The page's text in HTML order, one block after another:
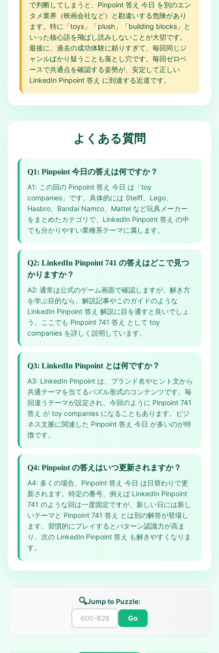
で判断してしまうと、Pinpoint 答え 今日 を別のエン
タメ業界（映画会社など）と勘違いする危険があり
ます。特に「toys」「plush」「building blocks」と
いった核心語を飛ばし読みしないことが大切です。
最後に、過去の成功体験に頼りすぎて、毎回同じジ
ャンルばかり疑うことも落とし穴です。毎回ゼロベ
ースで共通点を確認する姿勢が、安定して正しい
LinkedIn Pinpoint 答え に到達する近道です。
よくある質問
Q1: Pinpoint 今日の答えは何ですか？
A1: この回の Pinpoint 答え 今日 は「toy
companies」です。具体的には Steiff、Lego、
Hasbro、Bandai Namco、Mattel など玩具メーカー
をまとめたカテゴリで、LinkedIn Pinpoint 答え の中
でも分かりやすい業種系テーマに属します。
Q2: LinkedIn Pinpoint 741 の答えはどこで見つ
かりますか？
A2: 通常は公式のゲーム画面で確認しますが、解き方
を学ぶ目的なら、解説記事やこのガイドのような
LinkedIn Pinpoint 答え 解説に目を通すと良いでしょ
う。ここでも Pinpoint 741 答え として toy
companies を詳しく説明しています。
Q3: LinkedIn Pinpoint とは何ですか？
A3: LinkedIn Pinpoint は、ブランド名やヒント文から
共通テーマを当てるパズル形式のコンテンツです。毎
回違うテーマが設定され、今回のように Pinpoint 741
答え が toy companies になることもあります。ビジ
ネス文脈に関連した Pinpoint 答え 今日 が多いのが特
徴です。
Q4: Pinpoint の答えはいつ更新されますか？
A4: 多くの場合、Pinpoint 答え 今日 は日替わりで更
新されます。特定の番号、例えば LinkedIn Pinpoint
741 のような回は一度固定ですが、新しい日には新し
いテーマと Pinpoint 741 答え とは別の解答が登場し
ます。習慣的にプレイするとパターン認識力が高ま
り、次の LinkedIn Pinpoint 答え も解きやすくなりま
す。
🔍Jump to Puzzle:
Go